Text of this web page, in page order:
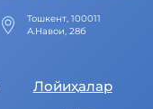
Тошкент, 100011
А.Навои, 28б
Лойиҳалар